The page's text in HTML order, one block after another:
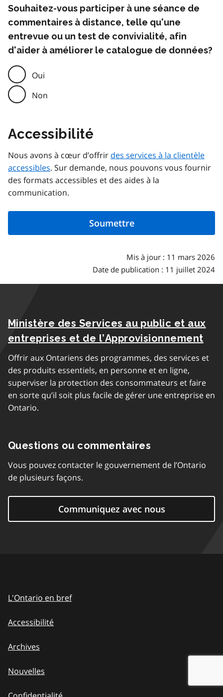
Souhaitez-vous participer à une séance de
commentaires à distance, telle qu'une
entrevue ou un test de convivialité, afin
d'aider à améliorer le catalogue de données?
Oui
Non
Accessibilité
Nous avons à cœur d’offrir des services à la clientèle
accessibles. Sur demande, nous pouvons vous fournir
des formats accessibles et des aides à la
communication.
Mis à jour : 11 mars 2026
Date de publication : 11 juillet 2024
Ministère des Services au public et aux
entreprises et de l’Approvisionnement
Offrir aux Ontariens des programmes, des services et
des produits essentiels, en personne et en ligne,
superviser la protection des consommateurs et faire
en sorte qu’il soit plus facile de gérer une entreprise en
Ontario.
Questions ou commentaires
Vous pouvez contacter le gouvernement de l’Ontario
de plusieurs façons.
Communiquez avec nous
L'Ontario en bref
Accessibilité
Archives
Nouvelles